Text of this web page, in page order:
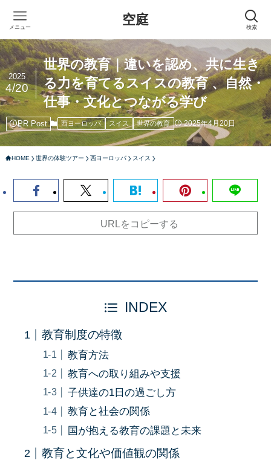
空庭 検索
メニュー
世界の教育｜違いを認め、共に生き
る力を育てるスイスの教育 、自然・
仕事・文化とつながる学び
2025
4/20
PR Post 西ヨーロッパ スイス 世界の教育 2025年4月20日
HOME 世界の体験ツアー 西ヨーロッパ スイス
URLをコピーする
INDEX
教育制度の特徴
教育方法
教育への取り組みや支援
子供達の1日の過ごし方
教育と社会の関係
国が抱える教育の課題と未来
教育と文化や価値観の関係